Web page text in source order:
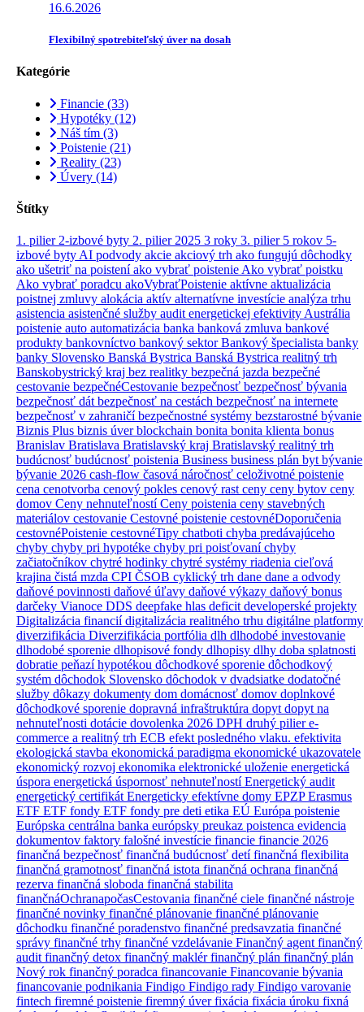
16.6.2026
Flexibilný spotrebiteľský úver na dosah
Kategórie
Financie (33)
Hypotéky (12)
Náš tím (3)
Poistenie (21)
Reality (23)
Úvery (14)
Štítky
1. pilier 2-izbové byty 2. pilier 2025 3 roky 3. pilier 5 rokov 5-
izbové byty AI podvody akcie akciový trh ako fungujú dôchodky
ako ušetriť na poisteníako vybrať poistenie Ako vybrať poistku
Ako vybrať poradcu akoVybraťPoistenie aktívne aktualizácia
poistnej zmluvy alokácia aktív alternatívne investície analýza trhu
asistencia asistenčné služby audit energetickej efektivity Austrália
poistenie auto automatizácia banka banková zmluva bankové
produkty bankovníctvo bankový sektorBankový špecialista banky
banky Slovensko Banská Bystrica Banská Bystrica realitný trh
Banskobystrický kraj bez realitky bezpečná jazda bezpečné
cestovanie bezpečnéCestovanie bezpečnosť bezpečnosť bývania
bezpečnosť dát bezpečnosť na cestách bezpečnosť na internete
bezpečnosť v zahraničíbezpečnostné systémy bezstarostné bývanie
Biznis Plus biznis úverblockchain bonita bonita klienta bonus
Branislav Bratislava Bratislavský kraj Bratislavský realitný trh
budúcnosť budúcnosť poistenia Business business plán byt bývanie
bývanie 2026 cash-flow časová náročnosť celoživotné poistenie
cena cenotvorba cenový pokles cenový rast ceny ceny bytov ceny
domov Ceny nehnuteľnostíCeny poistenia ceny stavebných
materiálov cestovanie Cestovné poistenie cestovnéDoporučenia
cestovnéPoistenie cestovnéTipy chatboti chyba predávajúceho
chyby chyby pri hypotéke chyby pri poisťovaníchyby
začiatočníkov chytré hodinky chytré systémy riadenia cieľová
krajina čistá mzda CPI ČSOB cyklický trh dane dane a odvody
daňové povinnosti daňové úľavy daňové výkazy daňový bonus
darčeky Vianoce DDS deepfake hlas deficit developerské projekty
Digitalizácia financiídigitalizácia realitného trhu digitálne platformy
diverzifikácia Diverzifikácia portfólia dlh dlhodobé investovanie
dlhodobé sporenie dlhopisové fondy dlhopisy dlhy doba splatnosti
dobratie peňazí hypotékou dôchodkové sporenie dôchodkový
systém dôchodok Slovensko dôchodok v dvadsiatke dodatočné
služby dôkazy dokumenty dom domácnosť domov doplnkové
dôchodkové sporenie dopravná infraštruktúra dopyt dopyt na
nehnuteľnosti dotácie dovolenka 2026 DPH druhý piliere-
commerce a realitný trh ECB efekt posledného vlaku. efektivita
ekologická stavba ekonomická paradigma ekonomické ukazovatele
ekonomický rozvoj ekonomika elektronické uloženie energetická
úspora energetická úspornosť nehnuteľnostíEnergetický audit
energetický certifikát Energeticky efektívne domy EPZPErasmus
ETF ETF fondy ETF fondy pre deti etika EÚ Európa poistenie
Európska centrálna banka európsky preukaz poistenca evidencia
dokumentov faktory falošné investície financie financie 2026
finančná bezpečnosť finančná budúcnosť detífinančná flexibilita
finančná gramotnosť finančná istota finančná ochrana finančná
rezerva finančná sloboda finančná stabilita
finančnáOchranapočasCestovania finančné ciele finančné nástroje
finančné novinky finančné plánovanie finančné plánovanie
dôchodku finančné poradenstvo finančné predsavzatia finančné
správy finančné trhy finančné vzdelávanie Finančný agent finančný
audit finančný detox finančný maklérfinančný plán finančný plán
Nový rok finančný poradca financovanie Financovanie bývania
financovanie podnikania Findigo Findigo rady Findigo varovanie
fintech firemné poistenie firemný úverfixácia fixácia úroku fixná